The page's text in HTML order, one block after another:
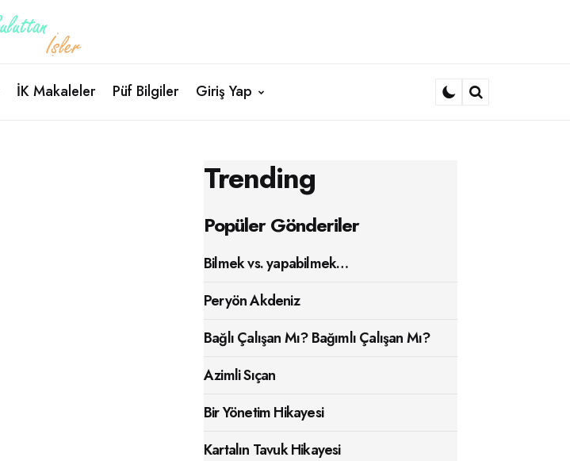
İK Makaleler Püf Bilgiler
Giriş Yap
Trending
Popüler Gönderiler
Bilmek vs. yapabilmek…
Peryön Akdeniz
Bağlı Çalışan Mı? Bağımlı Çalışan Mı?
Azimli Sıçan
Bir Yönetim Hikayesi
Kartalın Tavuk Hikayesi